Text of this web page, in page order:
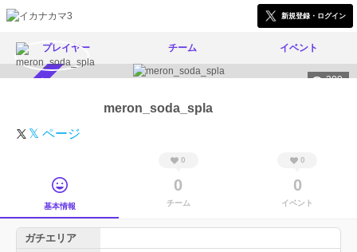
新規登録・ログイン
プレイヤー チーム イベント
309
meron_soda_spla
𝕏 ページ
基本情報
0
0
チーム
0
0
イベント
ガチエリア